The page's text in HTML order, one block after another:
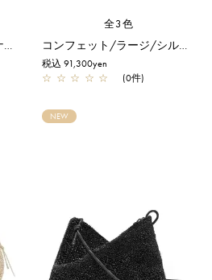
コンフェット/ラージ/エナメルブラック
全3色
コンフェット/ラージ/シルバー
税込 91,300yen
☆ ☆ ☆ ☆ ☆ (0件)
NEW